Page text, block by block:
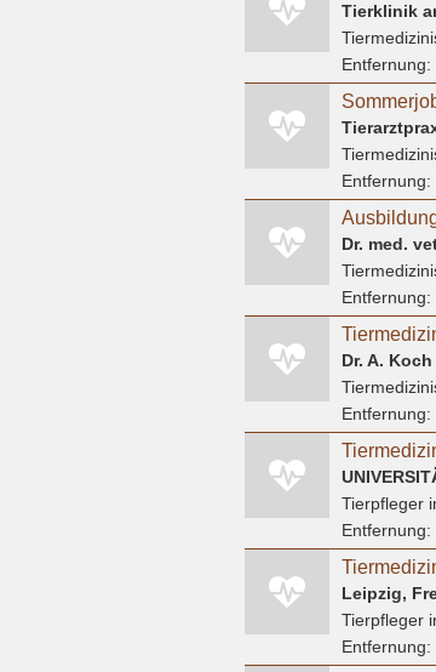
Tierklinik
Entfernung:
Entfernung:
Dr. med.
Entfernung:
Entfernung:
Tierpfleger
Entfernung:
Leipzig,
Tierpfleger
Entfernung: